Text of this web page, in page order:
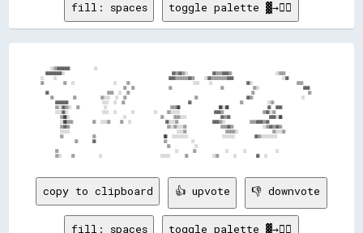
fill: spaces toggle palette ▓→✊🏽
    ░░▒▒▓▓▓▓▓▓▓▓          ░░
  ▓▓▓▓▓▓▓▓▓▓░░                                            ▓▓▒▒▓▓▒▒░░          ▓▓▒▒▒▒▓▓▓▓▒▒                  ░░▒▒▒▒
░░    ░░                                              ▓▓▓▓▒▒▒▒▒▒▒▒▓▓▒▒    ░░▓▓▒▒▒▒▒▒▒▒▒▒▓▓▓▓                    ░░▓▓
▒▒        ▒▒  ░░                ░░    ▒▒                          ░░░░    ░░              ▓▓░░                  ▒▒▒▒
                                  ▒▒  ▒▒              ▒▒                    ▒▒            ▒▒░░                  ▓▓▓▓
  ▓▓                        ▒▒▒▒  ░░  ▒▒                                                  ▒▒                      ▒▒
    ▒▒        ▒▒          ▒▒░░░░  ░░  ▒▒                            ▒▒                    ▓▓▒▒                    ░░
      ▓▓▓▓▓▓▓▓              ░░░░  ░░  ▒▒                          ▓▓                    ▒▒          ░░▒▒
      ▒▒░░▓▓▒▒░░  ▒▒          ░░                          ▒▒▒▒██                ██░░██                ▓▓  ▓▓▓▓
      ░░░░▓▓░░              ░░░░  ░░      ░░        ░░    ▒▒░░░░░░              ▓▓▓▓▒▒                ▒▒▓▓░░▒▒
        ▒▒██░░                      ░░              ▒▒    ▒▒▒▒░░░░              ▓▓▒▒▓▓                ▓▓▓▓░░██
        ░░██▒▒▒▒        ▒▒  ░░░░▒▒    ▒▒  ░░              ▓▓░░░░▒▒              ▓▓▓▓▒▒░░          ▒▒▒▒▓▓▓▓▒▒▓▓
        ▒▒▓▓▒▒                                        ▒▒░░▒▒░░░░▒▒              ▒▒▒▒▓▓▒▒            ░░▒▒▓▓▒▒▓▓▒▒
        ░░░░░░                                            ░░░░▒▒                ▒▒▒▒▒▒░░              ▒▒░░░░▒▒
        ▒▒            ▒▒                            ██  ░░░░░░░░░░              ░░░░░░░░        ▓▓▒▒░░░░░░░░░░
              ▒▒      ▓▓                            ▒▒          ░░
                                                    ▒▒          ░░
      ▒▒                                                ░░      ▒▒            ░░      ░░            ░░
copy to clipboard 👍 upvote 👎 downvote
fill: spaces toggle palette ▓→✊🏽